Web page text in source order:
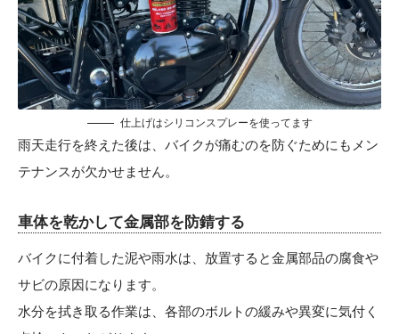
仕上げはシリコンスプレーを使ってます
雨天走行を終えた後は、バイクが痛むのを防ぐためにもメン
テナンスが欠かせません。
車体を乾かして金属部を防錆する
バイクに付着した泥や雨水は、放置すると金属部品の腐食や
サビの原因になります。
水分を拭き取る作業は、各部のボルトの緩みや異変に気付く